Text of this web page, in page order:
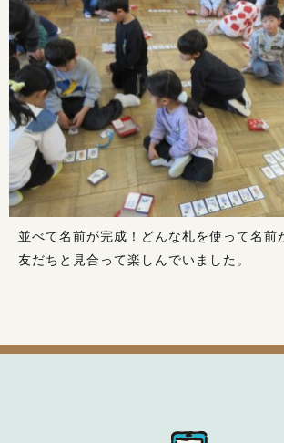
並べて名前が完成！どんな札を使って名前
友だちと見合って楽しんでいました。